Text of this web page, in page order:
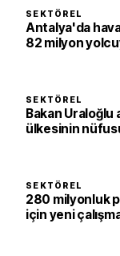
SEKTÖREL
Antalya'da
82 milyon
SEKTÖREL
Bakan Uraloğlu
ülkesinin
SEKTÖREL
280 milyonluk
için yeni